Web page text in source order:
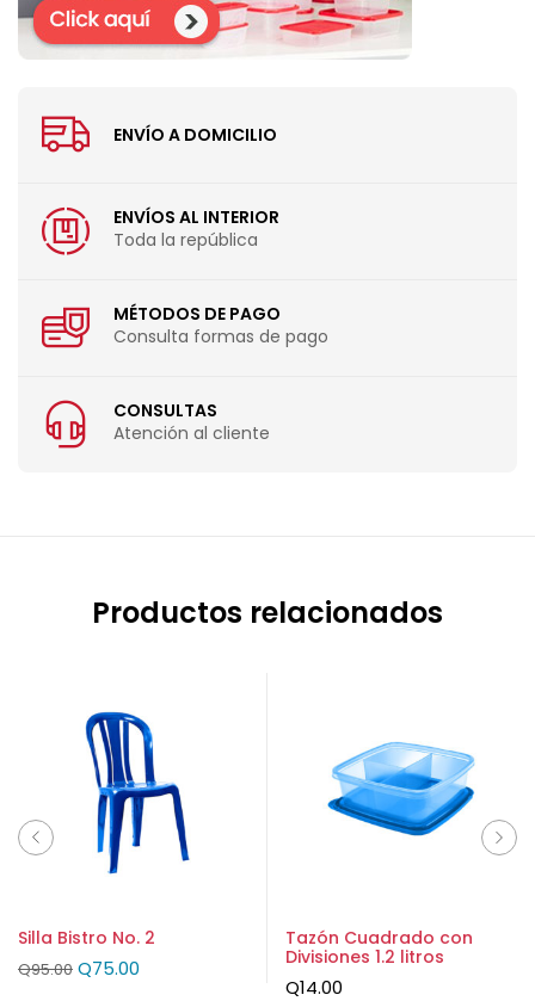
ENVÍO A DOMICILIO
ENVÍOS AL INTERIOR
Toda la república
MÉTODOS DE PAGO
Consulta formas de pago
CONSULTAS
Atención al cliente
Productos relacionados
Silla Bistro No. 2
Q95.00 Q75.00
Tazón Cuadrado con
Divisiones 1.2 litros
Q14.00